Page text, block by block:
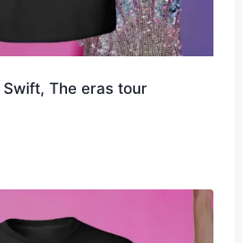
Swift, The eras tour